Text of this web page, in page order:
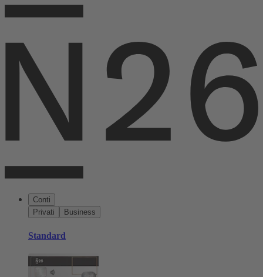
Conti
Privati
Business
Standard